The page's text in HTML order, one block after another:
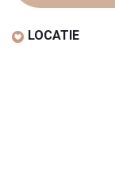
LOCATIE